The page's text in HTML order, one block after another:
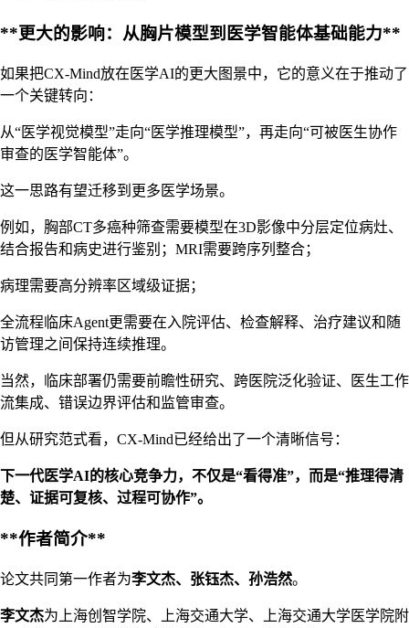
**更大的影响：从胸片模型到医学智能体基础能力**
如果把CX-Mind放在医学AI的更大图景中，它的意义在于推动了
一个关键转向：
从“医学视觉模型”走向“医学推理模型”，再走向“可被医生协作
审查的医学智能体”。
这一思路有望迁移到更多医学场景。
例如，胸部CT多癌种筛查需要模型在3D影像中分层定位病灶、
结合报告和病史进行鉴别；MRI需要跨序列整合；
病理需要高分辨率区域级证据；
全流程临床Agent更需要在入院评估、检查解释、治疗建议和随
访管理之间保持连续推理。
当然，临床部署仍需要前瞻性研究、跨医院泛化验证、医生工作
流集成、错误边界评估和监管审查。
但从研究范式看，CX-Mind已经给出了一个清晰信号：
下一代医学AI的核心竞争力，不仅是“看得准”，而是“推理得清
楚、证据可复核、过程可协作”。
**作者简介**
论文共同第一作者为李文杰、张钰杰、孙浩然。
李文杰为上海创智学院、上海交通大学、上海交通大学医学院附